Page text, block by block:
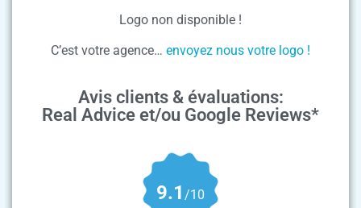
Logo non disponible !
C’est votre agence… envoyez nous votre logo !
Avis clients & évaluations:
Real Advice et/ou Google Reviews*
9.1 /10